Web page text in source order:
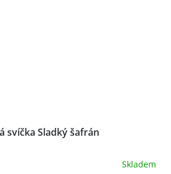
svíčka Sladký šafrán
Skladem